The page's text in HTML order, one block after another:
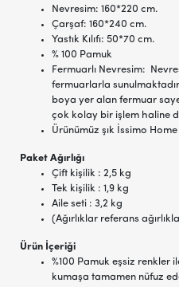
Nevresim: 160*220 cm.
Çarşaf: 160*240 cm.
Yastık Kılıfı: 50*70 cm.
% 100 Pamuk
Fermuarlı Nevresim:
fermuarlarla
boya yer alan fermuar
çok kolay bir işlem haline
Ürünümüz şık İssimo
Paket Ağırlığı
Çift kişilik : 2,5 kg
Tek kişilik : 1,9 kg
Aile seti : 3,2 kg
(Ağırlıklar referans
Ürün İçeriği
%100 Pamuk eşsiz renkler
kumaşa tamamen nüfuz